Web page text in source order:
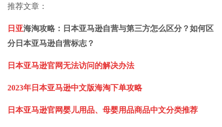
推荐文章：
日亚海淘攻略 ： 日本亚马逊自营与第三方怎么区分？如何区
分 日本亚马逊自营标志？
日本亚马逊官网无法访问的解决办法
2023年日本亚马逊中文版海淘下单攻略
日本亚马逊官网婴儿用品、母婴用品商品中文分类推荐